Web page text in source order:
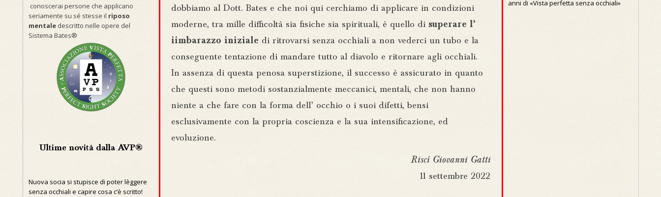
dobbiamo al Dott. Bates e che noi qui cerchiamo di applicare in condizioni
moderne, tra mille difficoltà sia fisiche sia spirituali, è quello di superare l’
iimbarazzo iniziale di ritrovarsi senza occhiali a non vederci un tubo e la
conseguente tentazione di mandare tutto al diavolo e ritornare agli occhiali.
In assenza di questa penosa superstizione, il successo è assicurato in quanto
che questi sono metodi sostanzialmente meccanici, mentali, che non hanno
niente a che fare con la forma dell’ occhio o i suoi difetti, bensi
esclusivamente con la propria coscienza e la sua intensificazione, ed
evoluzione.
Riscí Giovanni Gatti
11 settembre 2022
conoscerai persone che applicano
seriamente su sé stesse il riposo
mentaledescritto nelle opere del
Sistema Bates®
Ultime novità dalla AVP®
Nuova socia si stupisce di poter lèggere
senza occhiali e capire cosa c’è scritto!
anni di «Vista perfetta senza occhiali»